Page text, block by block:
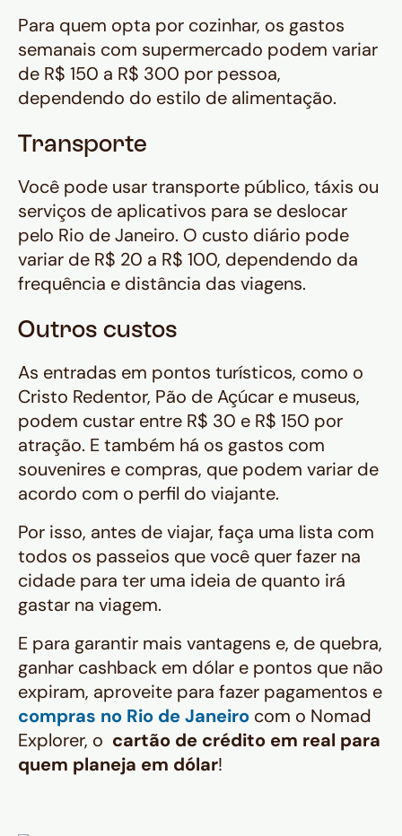
Para quem opta por cozinhar, os gastos
semanais com supermercado podem variar
de R$ 150 a R$ 300 por pessoa,
dependendo do estilo de alimentação.
Transporte
Você pode usar transporte público, táxis ou
serviços de aplicativos para se deslocar
pelo Rio de Janeiro. O custo diário pode
variar de R$ 20 a R$ 100, dependendo da
frequência e distância das viagens.
Outros custos
As entradas em pontos turísticos, como o
Cristo Redentor, Pão de Açúcar e museus,
podem custar entre R$ 30 e R$ 150 por
atração. E também há os gastos com
souvenires e compras, que podem variar de
acordo com o perfil do viajante.
Por isso, antes de viajar, faça uma lista com
todos os passeios que você quer fazer na
cidade para ter uma ideia de quanto irá
gastar na viagem.
E para garantir mais vantagens e, de quebra,
ganhar cashback em dólar e pontos que não
expiram, aproveite para fazer pagamentos e
compras no Rio de Janeiro com o Nomad
Explorer, o cartão de crédito em real para
quem planeja em dólar!